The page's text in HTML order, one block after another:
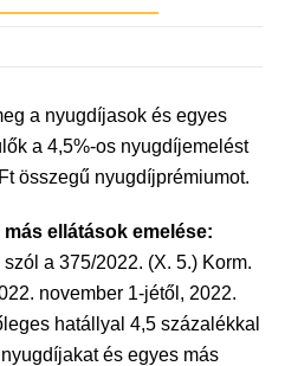
a nyugdíjasok és egyes
a 4,5%-os nyugdíjemelést
összegű nyugdíjprémiumot.
ellátások emelése:
a 375/2022. (X. 5.) Korm.
november 1-jétől, 2022.
hatállyal 4,5 százalékkal
és egyes más